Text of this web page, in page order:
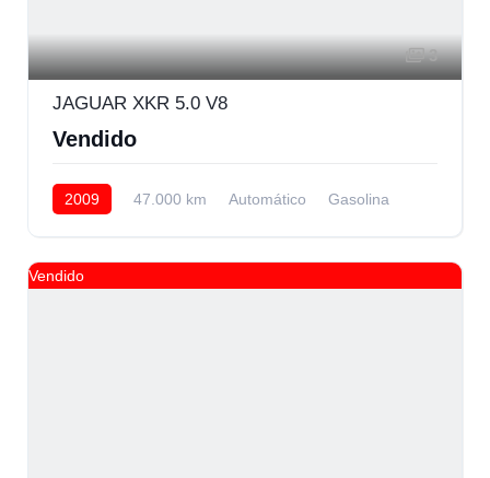
3
JAGUAR XKR 5.0 V8
Vendido
2009 47.000 km Automático
Gasolina
Vendido